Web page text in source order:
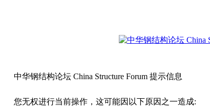
中华钢结构论坛 China Structure Forum 提示信息
您无权进行当前操作，这可能因以下原因之一造成: